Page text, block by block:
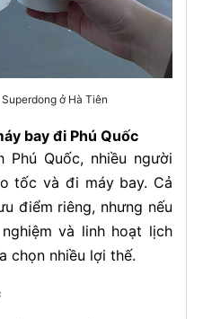
ở Hà Tiên
bay đi Phú Quốc
Phú Quốc, nhiều người
tốc và đi máy bay. Cả
điểm riêng, nhưng nếu
và linh hoạt lịch
chọn nhiều lợi thế.